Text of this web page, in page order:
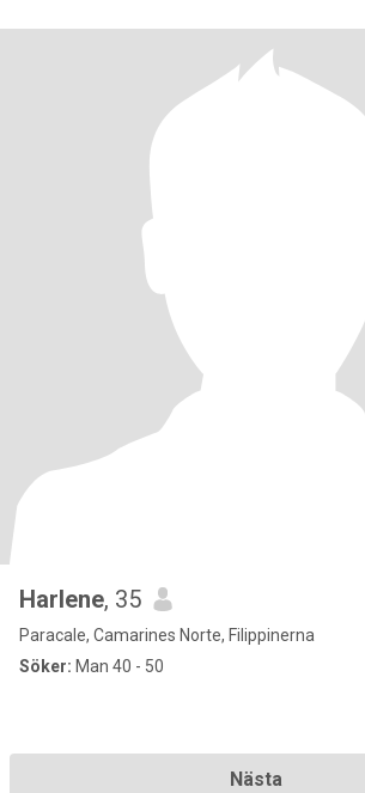
Harlene, 35
Paracale, Camarines Norte, Filippinerna
Söker: Man 40 - 50
Nästa